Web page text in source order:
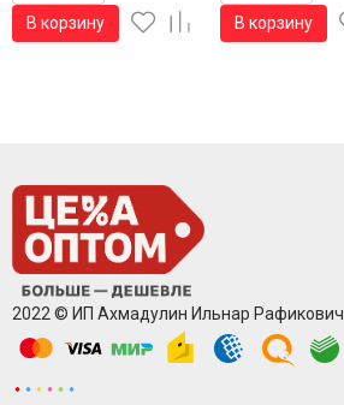
В корзину В корзину
2022 © ИП Ахмадулин Ильнар Рафикович